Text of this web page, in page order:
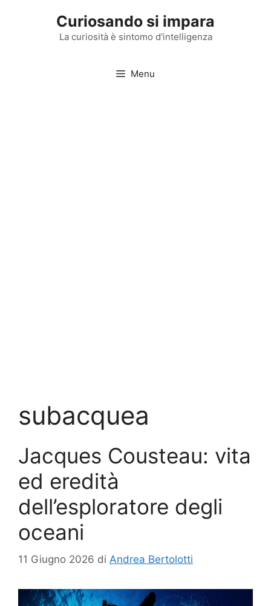
Curiosando si impara
La curiosità è sintomo d'intelligenza
Menu
subacquea
Jacques Cousteau: vita
ed eredità
dell’esploratore degli
oceani
11 Giugno 2026 di Andrea Bertolotti